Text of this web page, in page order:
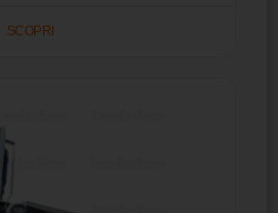
SCOPRI